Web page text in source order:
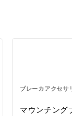
ブレーカアクセサ
マウンチング